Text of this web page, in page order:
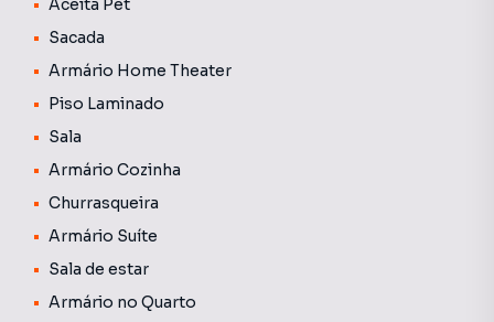
Aceita Pet
Sacada
Armário Home Theater
Piso Laminado
Sala
Armário Cozinha
Churrasqueira
Armário Suíte
Sala de estar
Armário no Quarto